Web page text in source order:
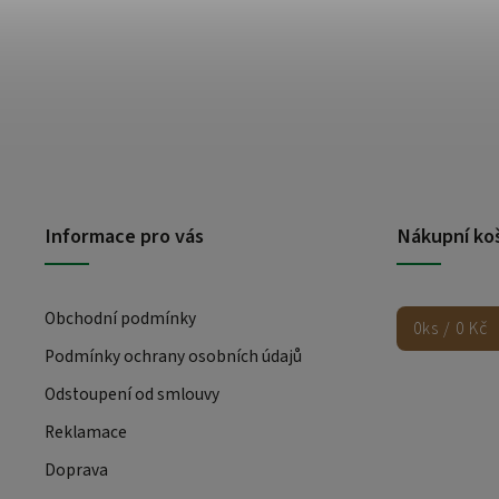
Informace pro vás
Obchodní podmínky
Podmínky ochrany osobních údajů
Odstoupení od smlouvy
Reklamace
Doprava
Nákupní
0ks / 0 Kč